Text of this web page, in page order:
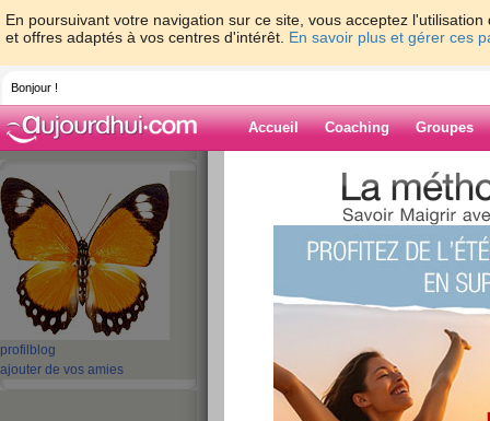
En poursuivant votre navigation sur ce site, vous acceptez
et offres adaptés à vos centres d'intérêt. En savoir plus et gérer ces
Bonjour !
Accueil Coaching Groupes
profil blog
ajouter de vos amies
>
Blog de
Suiv. ›
- 1.4 !!!
publié le 10/07/2010 à 22:17